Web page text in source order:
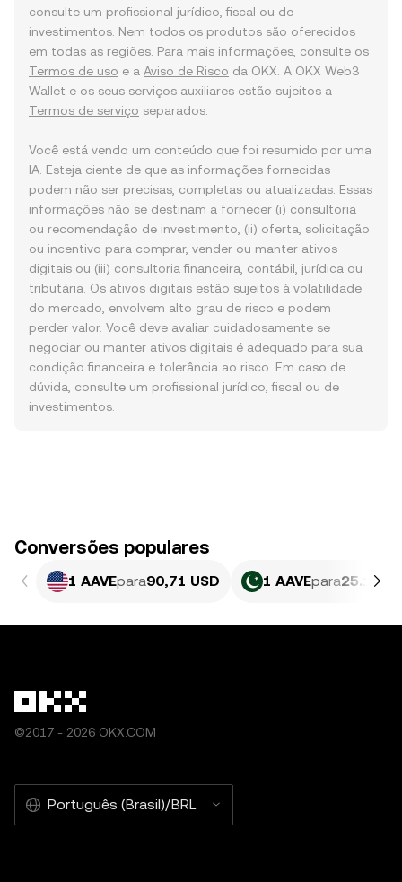
consulte um profissional jurídico, fiscal ou de
investimentos. Nem todos os produtos são oferecidos
em todas as regiões. Para mais informações, consulte os
Termos de uso e a Aviso de Risco da OKX. A OKX Web3
Wallet e os seus serviços auxiliares estão sujeitos a
Termos de serviço separados.
Você está vendo um conteúdo que foi resumido por uma
IA. Esteja ciente de que as informações fornecidas
podem não ser precisas, completas ou atualizadas. Essas
informações não se destinam a fornecer (i) consultoria
ou recomendação de investimento, (ii) oferta, solicitação
ou incentivo para comprar, vender ou manter ativos
digitais ou (iii) consultoria financeira, contábil, jurídica ou
tributária. Os ativos digitais estão sujeitos à volatilidade
do mercado, envolvem alto grau de risco e podem
perder valor. Você deve avaliar cuidadosamente se
negociar ou manter ativos digitais é adequado para sua
condição financeira e tolerância ao risco. Em caso de
dúvida, consulte um profissional jurídico, fiscal ou de
investimentos.
Conversões populares
1 AAVEpara90,71 USD 1 AAVEpara
©2017 - 2026 OKX.COM
Português (Brasil)/BRL